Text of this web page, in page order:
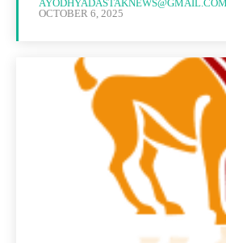
AYODHYADASTAKNEWS@GMAIL.COM
OCTOBER 6, 2025